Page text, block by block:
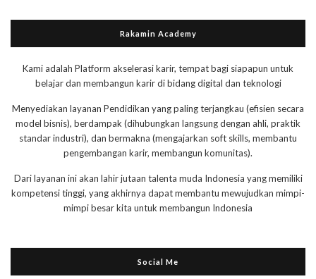
Rakamin Academy
Kami adalah Platform akselerasi karir, tempat bagi siapapun untuk
belajar dan membangun karir di bidang digital dan teknologi
Menyediakan layanan Pendidikan yang paling terjangkau (efisien secara
model bisnis), berdampak (dihubungkan langsung dengan ahli, praktik
standar industri), dan bermakna (mengajarkan soft skills, membantu
pengembangan karir, membangun komunitas).
Dari layanan ini akan lahir jutaan talenta muda Indonesia yang memiliki
kompetensi tinggi, yang akhirnya dapat membantu mewujudkan mimpi-
mimpi besar kita untuk membangun Indonesia
Social Me